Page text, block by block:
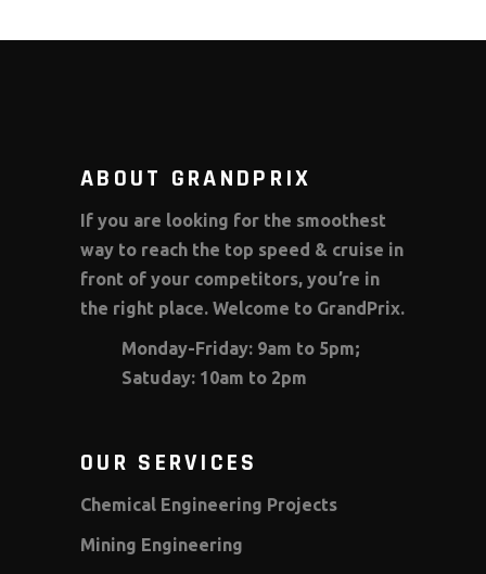
ABOUT GRANDPRIX
If you are looking for the smoothest
way to reach the top speed & cruise in
front of your competitors, you’re in
the right place. Welcome to GrandPrix.
Monday-Friday: 9am to 5pm;
Satuday: 10am to 2pm
OUR SERVICES
Chemical Engineering Projects
Mining Engineering